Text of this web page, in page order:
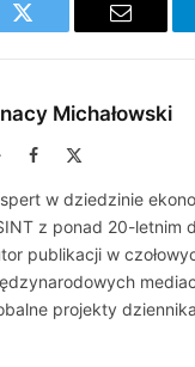
Twitter Email
Michałowski
WebsiteFacebook
w dziedzinie
z ponad 20-letnim
publikacji w
projekty